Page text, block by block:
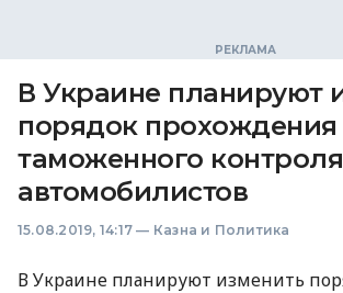
В Украине планируют
порядок прохождения
таможенного
автомобилистов
15.08.2019, 14:17 — Казна и Политика
В Украине планируют изменить